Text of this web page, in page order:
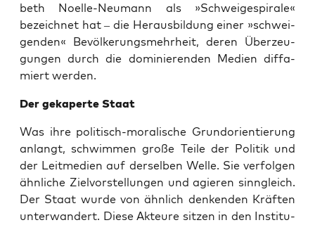
beth Noel­le-Neu­mann als »Schwei­ge­spi­ra­le«
bezeich­net hat – die Her­aus­bil­dung einer »schwei­
gen­den« Bevöl­ke­rungs­mehr­heit, deren Über­zeu­
gun­gen durch die domi­nie­ren­den Medi­en dif­fa­
miert werden.
Der geka­per­te Staat
Was ihre poli­tisch-mora­li­sche Grund­ori­en­tie­rung
anlangt, schwim­men gro­ße Tei­le der Poli­tik und
der Leit­me­di­en auf der­sel­ben Wel­le. Sie ver­fol­gen
ähn­li­che Ziel­vor­stel­lun­gen und agie­ren sinn­gleich.
Der Staat wur­de von ähn­lich den­ken­den Kräf­ten
unter­wan­dert. Die­se Akteu­re sit­zen in den Insti­tu­